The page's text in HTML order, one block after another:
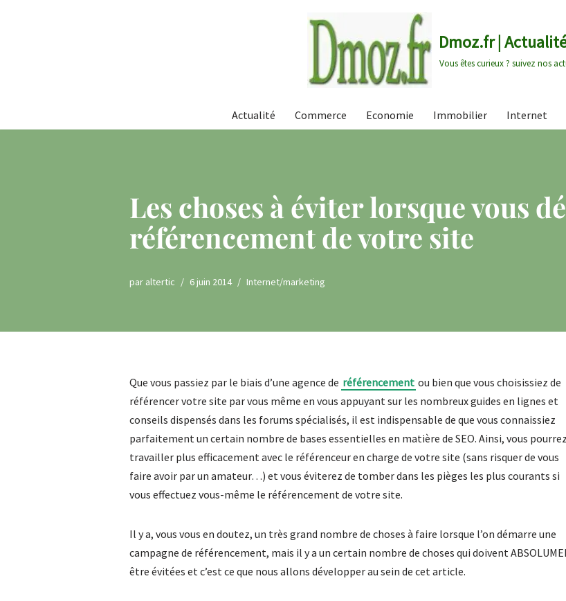
Dmoz.fr |
Vous êtes curieux ? suivez nos
Actualité Commerce Economie Immobilier Internet
Les choses à éviter lorsque vous
référencement de votre site
par altertic 6 juin 2014 Internet/marketing
Que vous passiez par le biais d’une agence de référencement ou bien que vous choisissiez de
référencer votre site par vous même en vous appuyant sur les nombreux guides en lignes et
conseils dispensés dans les forums spécialisés, il est indispensable de que vous connaissiez
parfaitement un certain nombre de bases essentielles en matière de SEO. Ainsi, vous pourrez
travailler plus efficacement avec le référenceur en charge de votre site (sans risquer de vous
faire avoir par un amateur…) et vous éviterez de tomber dans les pièges les plus courants si
vous effectuez vous-même le référencement de votre site.
Il y a, vous vous en doutez, un très grand nombre de choses à faire lorsque l’on démarre une
campagne de référencement, mais il y a un certain nombre de choses qui doivent
être évitées et c’est ce que nous allons développer au sein de cet article.